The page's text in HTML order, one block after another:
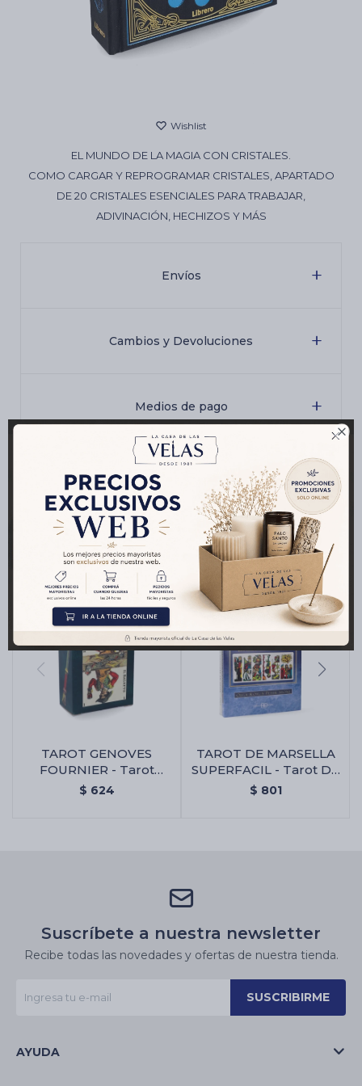

EL MUNDO DE LA MAGIA CON CRISTALES.
COMO CARGAR Y REPROGRAMAR CRISTALES, APARTADO
DE 20 CRISTALES ESENCIALES PARA TRABAJAR,
ADIVINACIÓN, HECHIZOS Y MÁS
Envíos
Cambios y Devoluciones
Medios de pago
Productos que te pueden interesar
TAROT GENOVES
FOURNIER - Tarot
Genoves Fournier
$ 624
TAROT DE MARSELLA
SUPERFACIL - Tarot De
Marsella Superfacil
$ 801
Suscríbete a nuestra newsletter
Recibe todas las novedades y ofertas de nuestra tienda.
SUSCRIBIRME
AYUDA
Cartas de Tarot
Aromatizantes de ambientes